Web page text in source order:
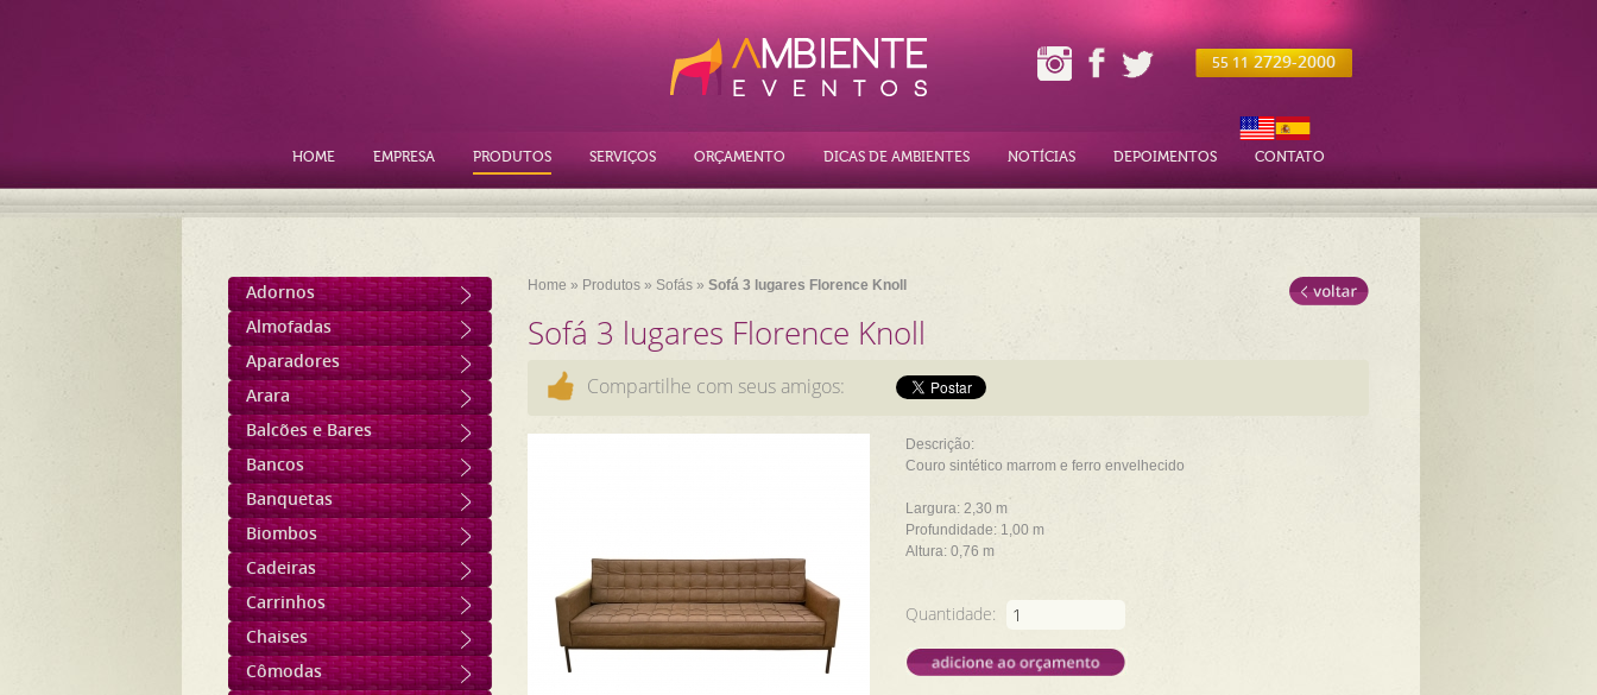
55 11 2729-2000
HOME EMPRESA PRODUTOS SERVIÇOS ORÇAMENTO DICAS DE AMBIENTES NOTÍCIAS DEPOIMENTOS CONTATO
Home » Produtos » Sofás » Sofá 3 lugares Florence Knoll
Sofá 3 lugares Florence Knoll
Compartilhe com seus amigos:
Descrição:
Couro sintético marrom e ferro envelhecido
Largura: 2,30 m
Profundidade: 1,00 m
Altura: 0,76 m
Quantidade:
Adornos
Almofadas
Aparadores
Arara
Balcões e Bares
Bancos
Banquetas
Biombos
Cadeiras
Carrinhos
Chaises
Cômodas